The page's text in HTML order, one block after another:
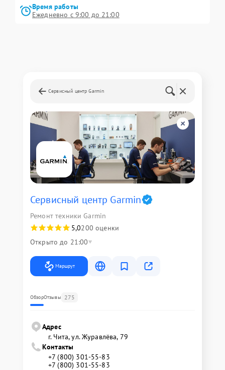
Время работы
Ежедневно с 9:00 до 21:00
Сервисный центр Garmin
Сервисный центр Garmin
Ремонт техники Garmin
5,0200 оценки
Открыто до 21:00
Маршрут
ОбзорОтзывы 275
Адрес
г. Чита, ул. Журавлёва, 79
Контакты
+7 (800) 301-55-83
+7 (800) 301-55-83